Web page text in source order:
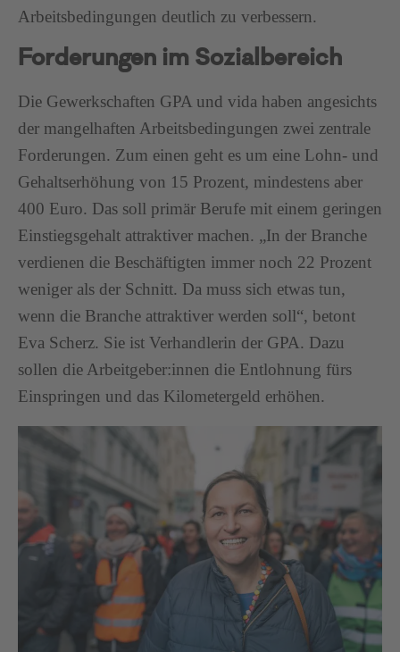
Arbeitsbedingungen deutlich zu verbessern.
Forderungen im Sozialbereich
Die Gewerkschaften GPA und vida haben angesichts
der mangelhaften Arbeitsbedingungen zwei zentrale
Forderungen. Zum einen geht es um eine Lohn- und
Gehaltserhöhung von 15 Prozent, mindestens aber
400 Euro. Das soll primär Berufe mit einem geringen
Einstiegsgehalt attraktiver machen. „In der Branche
verdienen die Beschäftigten immer noch 22 Prozent
weniger als der Schnitt. Da muss sich etwas tun,
wenn die Branche attraktiver werden soll“, betont
Eva Scherz. Sie ist Verhandlerin der GPA. Dazu
sollen die Arbeitgeber:innen die Entlohnung fürs
Einspringen und das Kilometergeld erhöhen.